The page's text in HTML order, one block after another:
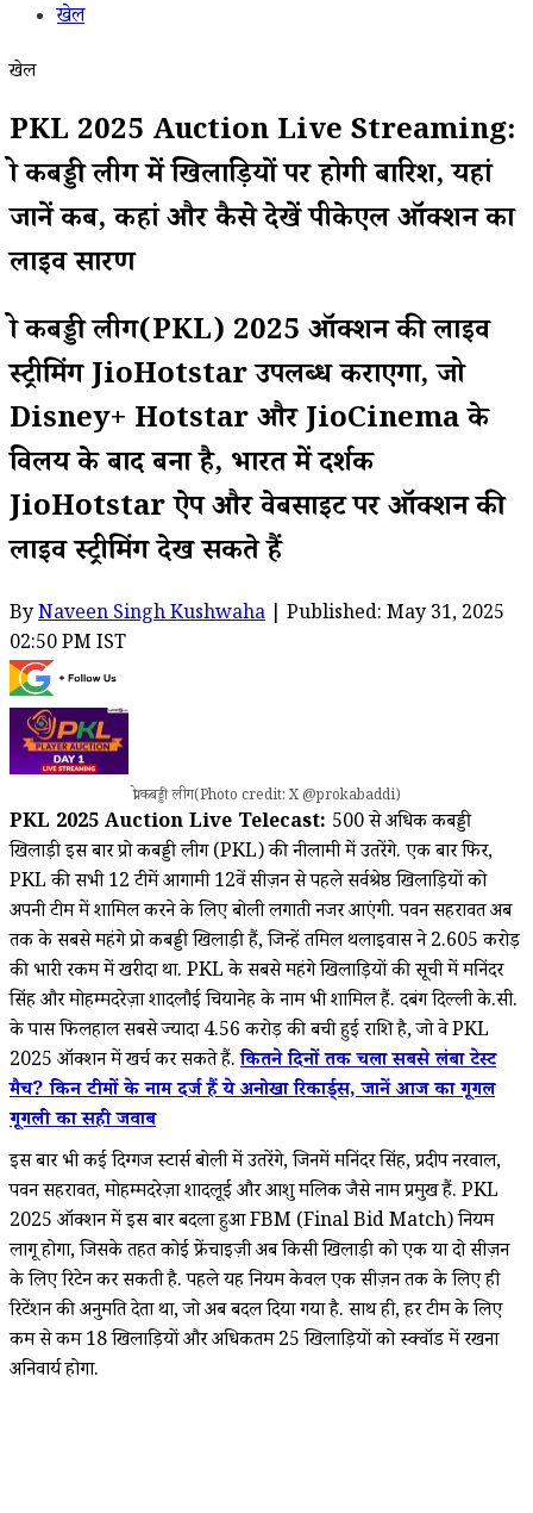
खेल
खेल
PKL 2025 Auction Live Streaming:
प्रो कबड्डी लीग में खिलाड़ियों पर होगी बारिश, यहां
जानें कब, कहां और कैसे देखें पीकेएल ऑक्शन का
लाइव प्रसारण
प्रो कबड्डी लीग(PKL) 2025 ऑक्शन की लाइव
स्ट्रीमिंग JioHotstar उपलब्ध कराएगा, जो
Disney+ Hotstar और JioCinema के
विलय के बाद बना है, भारत में दर्शक
JioHotstar ऐप और वेबसाइट पर ऑक्शन की
लाइव स्ट्रीमिंग देख सकते हैं
ByNaveen Singh Kushwaha | Published: May 31, 2025
02:50 PM IST
प्रो कबड्डी लीग(Photo credit: X @prokabaddi)
PKL 2025 Auction Live Telecast: 500 से अधिक कबड्डी
खिलाड़ी इस बार प्रो कबड्डी लीग (PKL) की नीलामी में उतरेंगे. एक बार फिर,
PKL की सभी 12 टीमें आगामी 12वें सीज़न से पहले सर्वश्रेष्ठ खिलाड़ियों को
अपनी टीम में शामिल करने के लिए बोली लगाती नजर आएंगी. पवन सहरावत अब
तक के सबसे महंगे प्रो कबड्डी खिलाड़ी हैं, जिन्हें तमिल थलाइवास ने ₹2.605 करोड़
की भारी रकम में खरीदा था. PKL के सबसे महंगे खिलाड़ियों की सूची में मनिंदर
सिंह और मोहम्मदरेज़ा शादलौई चियानेह के नाम भी शामिल हैं. दबंग दिल्ली के.सी.
के पास फिलहाल सबसे ज्यादा ₹4.56 करोड़ की बची हुई राशि है, जो वे PKL
2025 ऑक्शन में खर्च कर सकते हैं.कितने दिनों तक चला सबसे लंबा टेस्ट
मैच? किन टीमों के नाम दर्ज हैं ये अनोखा रिकार्ड्स, जानें आज का गूगल
गूगली का सही जवाब
इस बार भी कई दिग्गज स्टार्स बोली में उतरेंगे, जिनमें मनिंदर सिंह, प्रदीप नरवाल,
पवन सहरावत, मोहम्मदरेज़ा शादलूई और आशु मलिक जैसे नाम प्रमुख हैं. PKL
2025 ऑक्शन में इस बार बदला हुआ FBM (Final Bid Match) नियम
लागू होगा, जिसके तहत कोई फ्रेंचाइज़ी अब किसी खिलाड़ी को एक या दो सीज़न
के लिए रिटेन कर सकती है. पहले यह नियम केवल एक सीज़न तक के लिए ही
रिटेंशन की अनुमति देता था, जो अब बदल दिया गया है. साथ ही, हर टीम के लिए
कम से कम 18 खिलाड़ियों और अधिकतम 25 खिलाड़ियों को स्क्वॉड में रखना
अनिवार्य होगा.